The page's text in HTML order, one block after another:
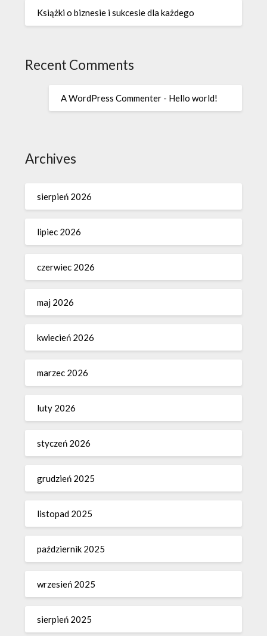
Książki o biznesie i sukcesie dla każdego
Recent Comments
A WordPress Commenter - Hello world!
Archives
sierpień 2026
lipiec 2026
czerwiec 2026
maj 2026
kwiecień 2026
marzec 2026
luty 2026
styczeń 2026
grudzień 2025
listopad 2025
październik 2025
wrzesień 2025
sierpień 2025